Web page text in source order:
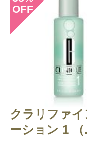
このコ
CT 会員
らクチ
OFF
クラリファイ
ーション 1 （